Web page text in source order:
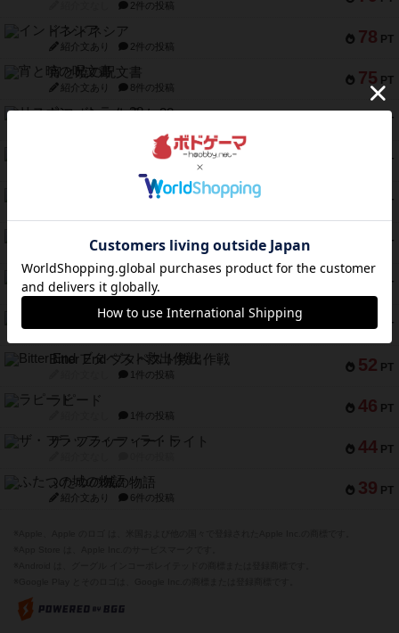
2件の投稿
78 PT
インドネシア
紹介文あり 2件の投稿
75 PT
宵と暁の呪文書
紹介文あり 8件の投稿
PT
リスボン・トラム 28
PT
PT
PT
紹介文なし 1件の投稿
PT
スモールワールド
紹介文あり 13件の投稿
58 PT
ギャンブラー
52 PT
Bitter End ブタペスト救出作戦
1件の投稿
46 PT
ラピード
1件の投稿
44 PT
ザ・フラッフィー・ライト
39 PT
ふたつの城の物語
紹介文あり 6件の投稿